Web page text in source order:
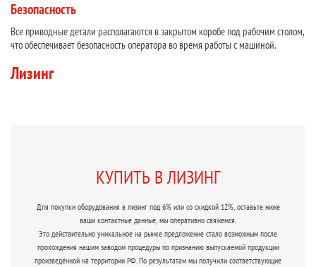
Безопасность
Все приводные детали располагаются в закрытом коробе под рабочим столом,
что обеспечивает безопасность оператора во время работы с машиной.
Лизинг
КУПИТЬ В ЛИЗИНГ
Для покупки оборудования в лизинг под 6% или со скидкой 12%, оставьте ниже
ваши контактные данные, мы оперативно свяжемся.
Это действительно уникальное на рынке предложение стало возможным после
прохождения нашим заводом процедуры по признанию выпускаемой продукции
произведённой на территории РФ. По результатам мы получили соответствующие